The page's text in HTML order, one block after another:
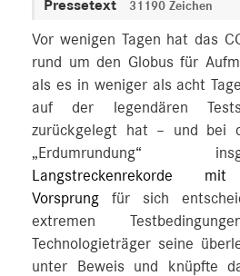
Pressetext 31190 Zeichen
Vor wenigen Tagen hat das
rund um den Globus für
als es in weniger als acht
auf der legendären
zurückgelegt hat – und bei
„Erdumrundung“
Langstreckenrekorde mit
Vorsprung für sich
extremen
Technologieträger seine
unter Beweis und knüpfte